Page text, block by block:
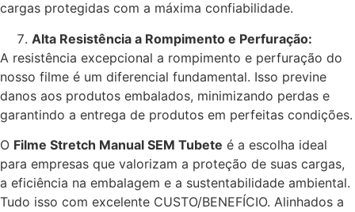
cargas protegidas com a máxima confiabilidade.
Alta Resistência a Rompimento e Perfuração:
A resistência excepcional a rompimento e perfuração do
nosso filme é um diferencial fundamental. Isso previne
danos aos produtos embalados, minimizando perdas e
garantindo a entrega de produtos em perfeitas condições.
O Filme Stretch Manual SEM Tubete é a escolha ideal
para empresas que valorizam a proteção de suas cargas,
a eficiência na embalagem e a sustentabilidade ambiental.
Tudo isso com excelente CUSTO/BENEFÍCIO. Alinhados a